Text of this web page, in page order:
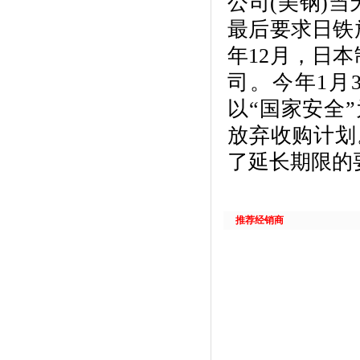
最后要求日铁
年12月，日
司。今年1月
以“国家安全
放弃收购计
了延长期限
推荐经销商